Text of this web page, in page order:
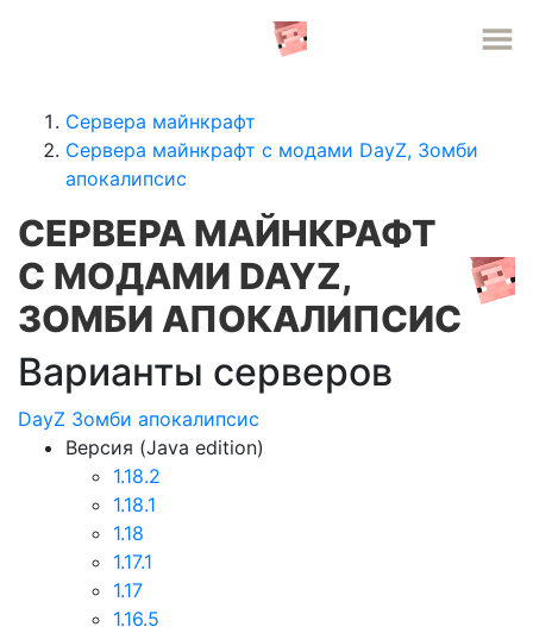
Сервера майнкрафт
Сервера майнкрафт с модами DayZ, Зомби
апокалипсис
СЕРВЕРА МАЙНКРАФТ
С МОДАМИ DAYZ,
ЗОМБИ АПОКАЛИПСИС
Варианты серверов
DayZ Зомби апокалипсис
Версия (Java edition)
1.18.2
1.18.1
1.18
1.17.1
1.17
1.16.5